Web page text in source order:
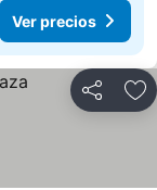
Ver precios
Compartir